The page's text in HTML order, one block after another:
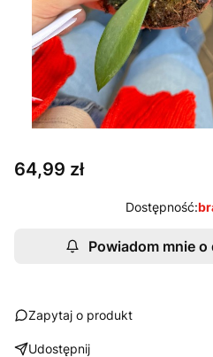
Cena
64,99 zł
Dostępność:
Powiadom mnie
Zapytaj o produkt
Udostępnij